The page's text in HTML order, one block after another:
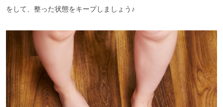
をして、整った状態をキープしましょう♪